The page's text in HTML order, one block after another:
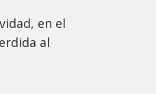
en el
al